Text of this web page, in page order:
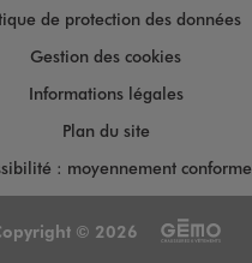
de protection des données
Gestion des cookies
Informations légales
Plan du site
: moyennement conforme
© 2026